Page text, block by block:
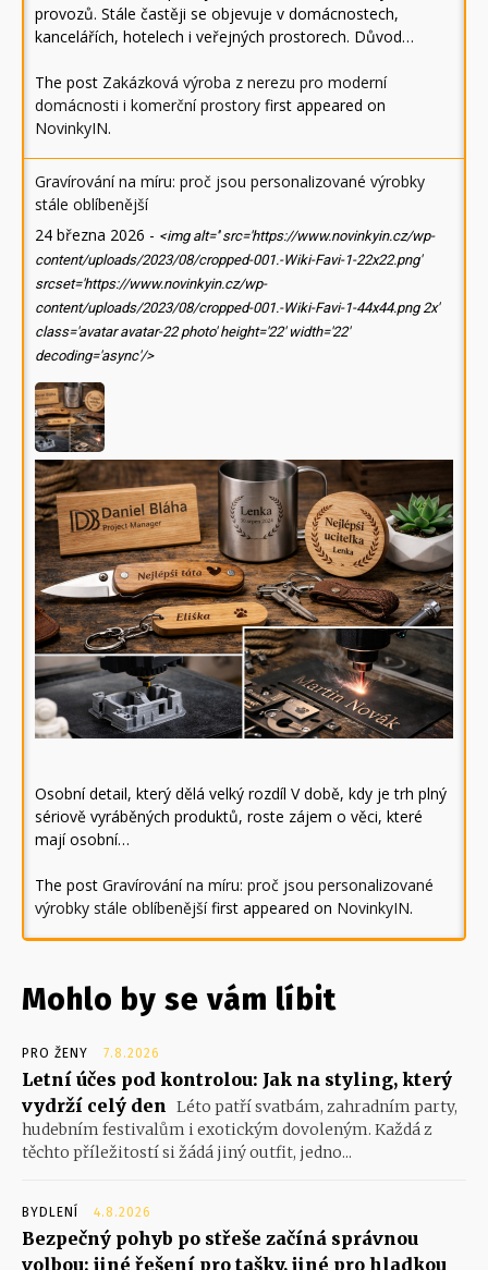
provozů. Stále častěji se objevuje v domácnostech,
kancelářích, hotelech i veřejných prostorech. Důvod…
The post Zakázková výroba z nerezu pro moderní
domácnosti i komerční prostory first appeared on
NovinkyIN.
Gravírování na míru: proč jsou personalizované výrobky
stále oblíbenější
24 března 2026 - <img alt='' src='https://www.novinkyin.cz/wp-
content/uploads/2023/08/cropped-001.-Wiki-Favi-1-22x22.png'
srcset='https://www.novinkyin.cz/wp-
content/uploads/2023/08/cropped-001.-Wiki-Favi-1-44x44.png 2x'
class='avatar avatar-22 photo' height='22' width='22'
decoding='async'/>
Osobní detail, který dělá velký rozdíl V době, kdy je trh plný
sériově vyráběných produktů, roste zájem o věci, které
mají osobní…
The post Gravírování na míru: proč jsou personalizované
výrobky stále oblíbenějšífirst appeared on NovinkyIN.
Mohlo by se vám líbit
PRO ŽENY 7.8.2026
Letní účes pod kontrolou: Jak na styling, který
vydrží celý den Léto patří svatbám, zahradním party,
hudebním festivalům i exotickým dovoleným. Každá z
těchto příležitostí si žádá jiný outfit, jedno...
BYDLENÍ 4.8.2026
Bezpečný pohyb po střeše začíná správnou
volbou: jiné řešení pro tašky, jiné pro hladkou